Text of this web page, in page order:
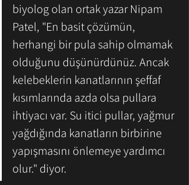
biyolog olan ortak yazar Nipam
Patel, "En basit çözümün,
herhangi bir pula sahip olmamak
olduğunu düşünürdünüz. Ancak
kelebeklerin kanatlarının şeffaf
kısımlarında azda olsa pullara
ihtiyacı var. Su itici pullar, yağmur
yağdığında kanatların birbirine
yapışmasını önlemeye yardımcı
olur." diyor.